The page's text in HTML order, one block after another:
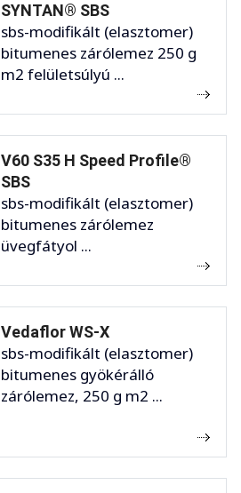
SYNTAN® SBS
sbs-modifikált (elasztomer)
bitumenes zárólemez 250 g
m2 felületsúlyú ...
V60 S35 H Speed Profile®
SBS
sbs-modifikált (elasztomer)
bitumenes zárólemez
üvegfátyol ...
Vedaflor WS-X
sbs-modifikált (elasztomer)
bitumenes gyökérálló
zárólemez, 250 g m2 ...